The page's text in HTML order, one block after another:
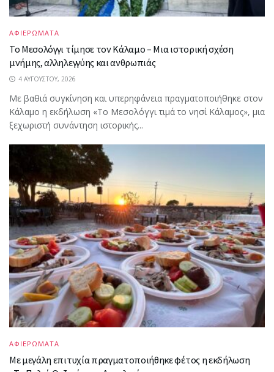
ΑΦΙΕΡΩΜΑΤΑ
Το Μεσολόγγι τίμησε τον Κάλαμο – Μια ιστορική σχέση
μνήμης, αλληλεγγύης και ανθρωπιάς
4 ΑΥΓΟΎΣΤΟΥ, 2026
Με βαθιά συγκίνηση και υπερηφάνεια πραγματοποιήθηκε στον
Κάλαμο η εκδήλωση «Το Μεσολόγγι τιμά το νησί Κάλαμος», μια
ξεχωριστή συνάντηση ιστορικής...
ΑΦΙΕΡΩΜΑΤΑ
Με μεγάλη επιτυχία πραγματοποιήθηκε φέτος η εκδήλωση